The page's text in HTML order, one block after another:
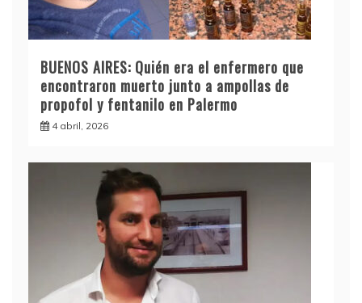
BUENOS AIRES: Quién era el enfermero que
encontraron muerto junto a ampollas de
propofol y fentanilo en Palermo
4 abril, 2026